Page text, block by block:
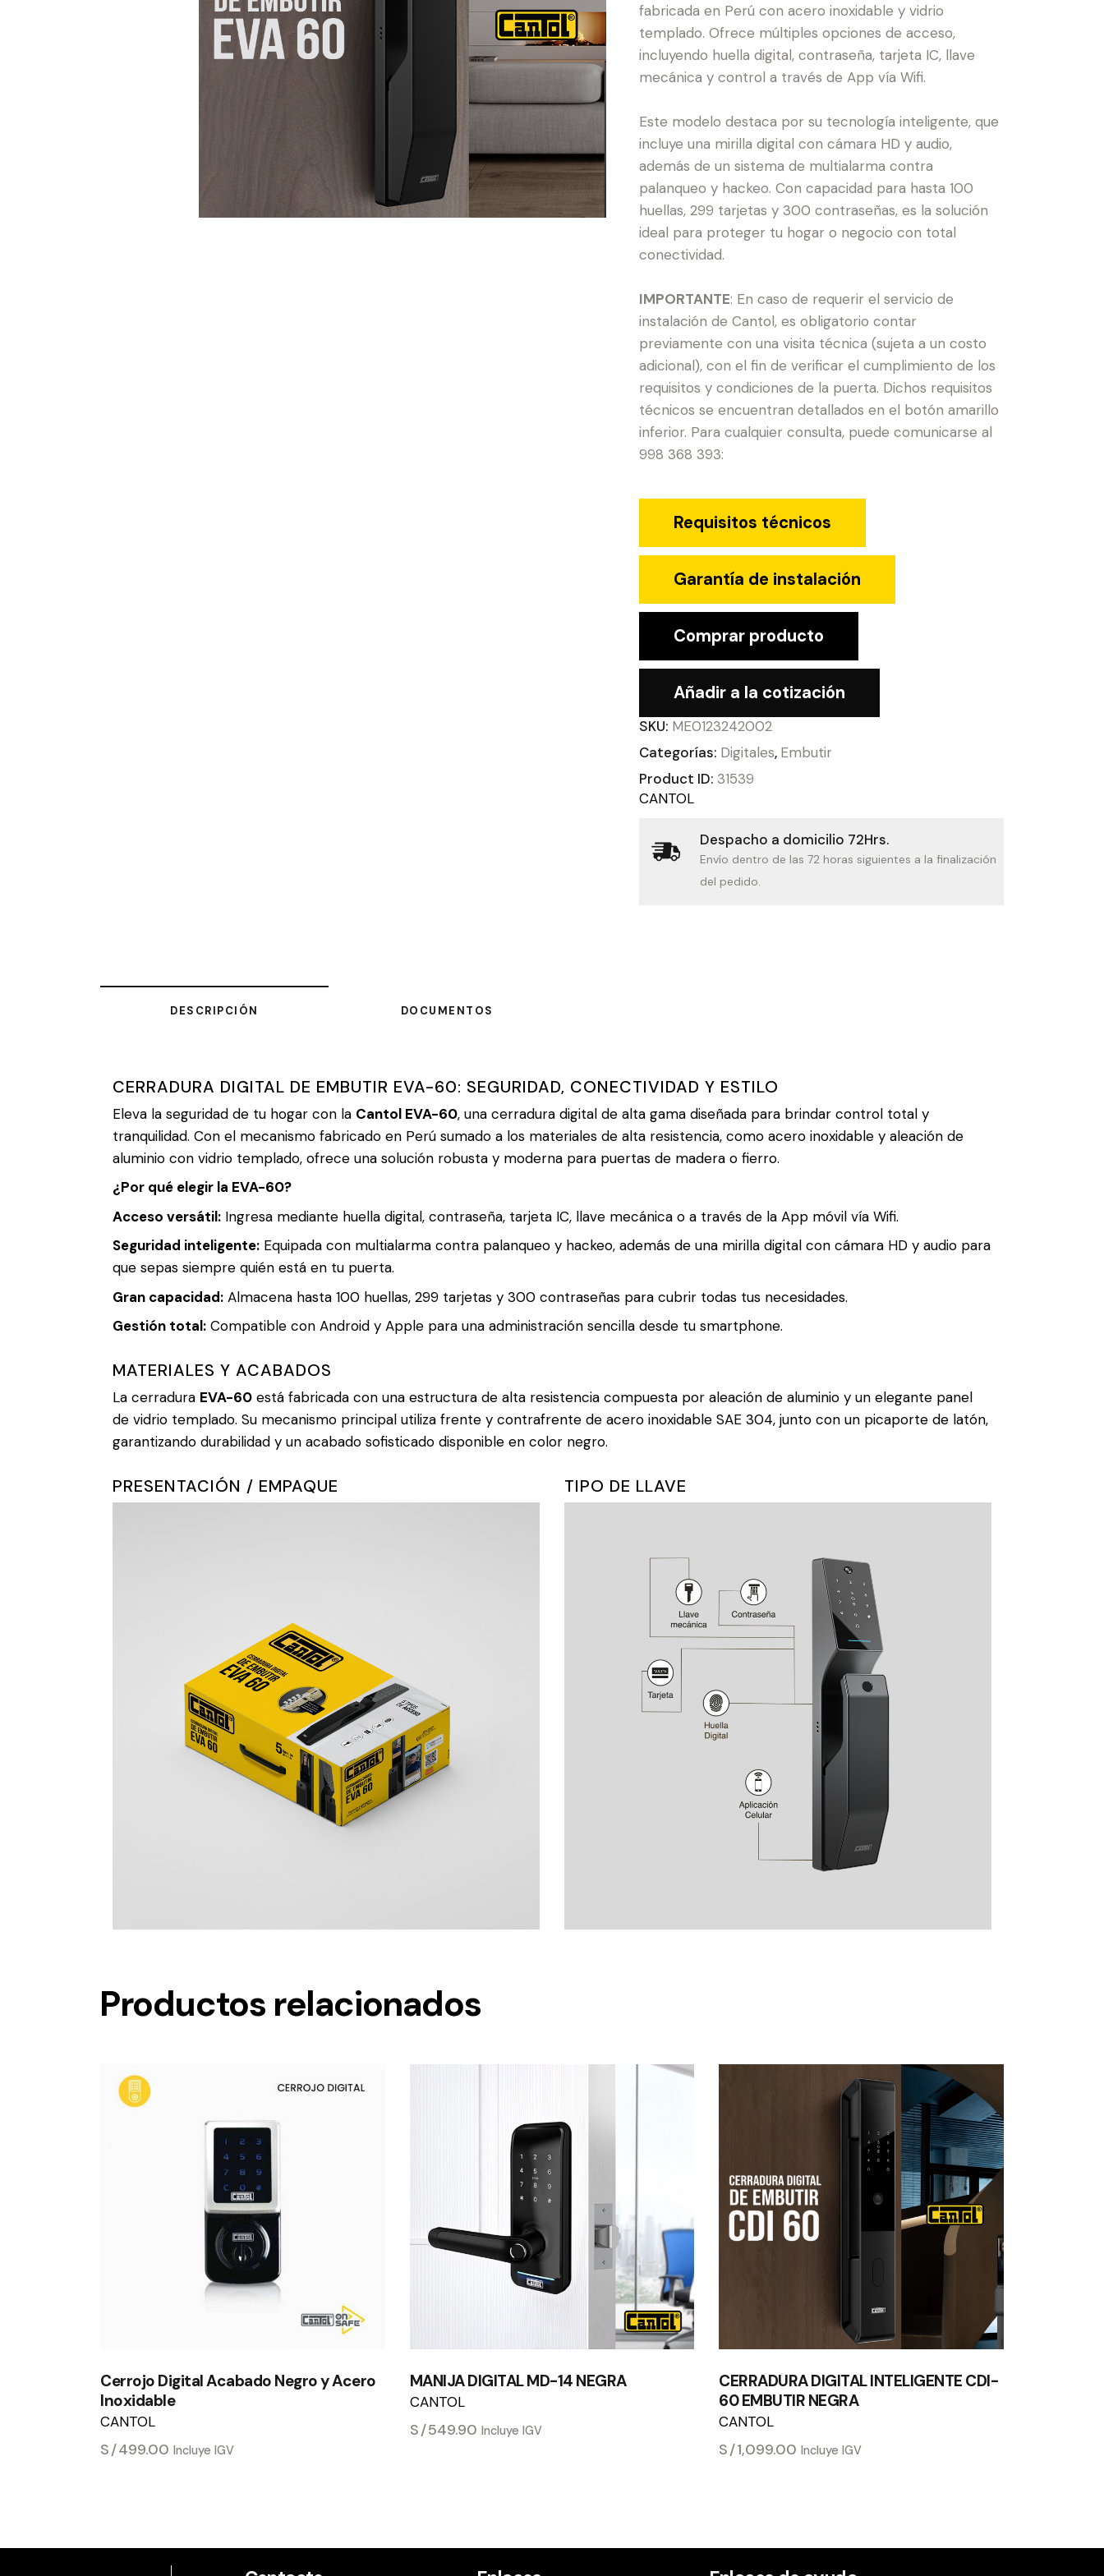
fabricada en Perú con acero inoxidable y vidrio
templado. Ofrece múltiples opciones de acceso,
incluyendo huella digital, contraseña, tarjeta IC, llave
mecánica y control a través de App vía Wifi.
Este modelo destaca por su tecnología inteligente, que
incluye una mirilla digital con cámara HD y audio,
además de un sistema de multialarma contra
palanqueo y hackeo. Con capacidad para hasta 100
huellas, 299 tarjetas y 300 contraseñas, es la solución
ideal para proteger tu hogar o negocio con total
conectividad.
IMPORTANTE: En caso de requerir el servicio de
instalación de Cantol, es obligatorio contar
previamente con una visita técnica (sujeta a un costo
adicional), con el fin de verificar el cumplimiento de los
requisitos y condiciones de la puerta. Dichos requisitos
técnicos se encuentran detallados en el botón amarillo
inferior. Para cualquier consulta, puede comunicarse al
998 368 393:
Requisitos técnicos
Garantía de instalación
Comprar producto
Añadir a la cotización
SKU: ME0123242002
Categorías: Digitales, Embutir
Product ID: 31539
CANTOL
Despacho a domicilio 72Hrs.
Envío dentro de las 72 horas siguientes a la finalización
del pedido.
DESCRIPCIÓN DOCUMENTOS
CERRADURA DIGITAL DE EMBUTIR EVA-60: SEGURIDAD, CONECTIVIDAD Y ESTILO
Eleva la seguridad de tu hogar con la Cantol EVA-60, una cerradura digital de alta gama diseñada para brindar control total y
tranquilidad. Con el mecanismo fabricado en Perú sumado a los materiales de alta resistencia, como acero inoxidable y aleación de
aluminio con vidrio templado, ofrece una solución robusta y moderna para puertas de madera o fierro.
¿Por qué elegir la EVA-60?
Acceso versátil: Ingresa mediante huella digital, contraseña, tarjeta IC, llave mecánica o a través de la App móvil vía Wifi.
Seguridad inteligente: Equipada con multialarma contra palanqueo y hackeo, además de una mirilla digital con cámara HD y audio para
que sepas siempre quién está en tu puerta.
Gran capacidad: Almacena hasta 100 huellas, 299 tarjetas y 300 contraseñas para cubrir todas tus necesidades.
Gestión total: Compatible con Android y Apple para una administración sencilla desde tu smartphone.
MATERIALES Y ACABADOS
La cerradura EVA-60 está fabricada con una estructura de alta resistencia compuesta por aleación de aluminio y un elegante panel
de vidrio templado. Su mecanismo principal utiliza frente y contrafrente de acero inoxidable SAE 304, junto con un picaporte de latón,
garantizando durabilidad y un acabado sofisticado disponible en color negro.
PRESENTACIÓN / EMPAQUE TIPO DE LLAVE
Productos relacionados
Cerrojo Digital Acabado Negro y Acero
Inoxidable
CANTOL
S/499.00 Incluye IGV
MANIJA DIGITAL MD-14 NEGRA
CANTOL
S/549.90 Incluye IGV
CERRADURA DIGITAL INTELIGENTE CDI-
60 EMBUTIR NEGRA
CANTOL
S/1,099.00 Incluye IGV